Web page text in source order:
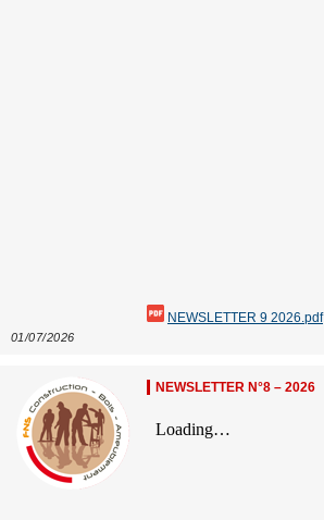
NEWSLETTER 9 2026.pdf
01/07/2026
NEWSLETTER N°8 – 2026